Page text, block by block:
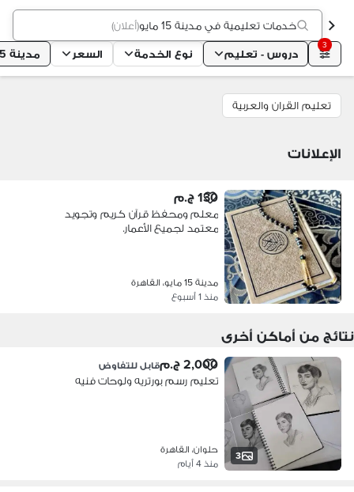
خدمات تعليمية في مدينة 15 مايو (أعلان)
3
دروس - تعليم نوع الخدمة السعر مدينة 15 مايو
تعليم القران والعربية
الإعلانات
130 ج.م
معلم ومحفظ قرآن كريم وتجويد
معتمد لجميع الأعمار.
مدينة 15 مايو، القاهرة
منذ 1 أسبوع
نتائج من أماكن أخرى
3
2,000 ج.م قابل للتفاوض
تعليم رسم بورتريه ولوحات فنيه
حلوان، القاهرة
منذ 4 أيام